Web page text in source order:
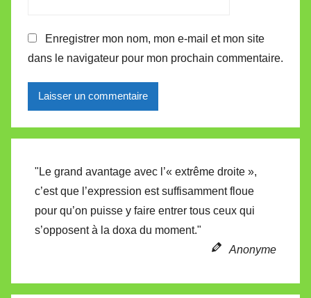
Enregistrer mon nom, mon e-mail et mon site
dans le navigateur pour mon prochain commentaire.
"Le grand avantage avec l’« extrême droite »,
c’est que l’expression est suffisamment floue
pour qu’on puisse y faire entrer tous ceux qui
s’opposent à la doxa du moment."
Anonyme